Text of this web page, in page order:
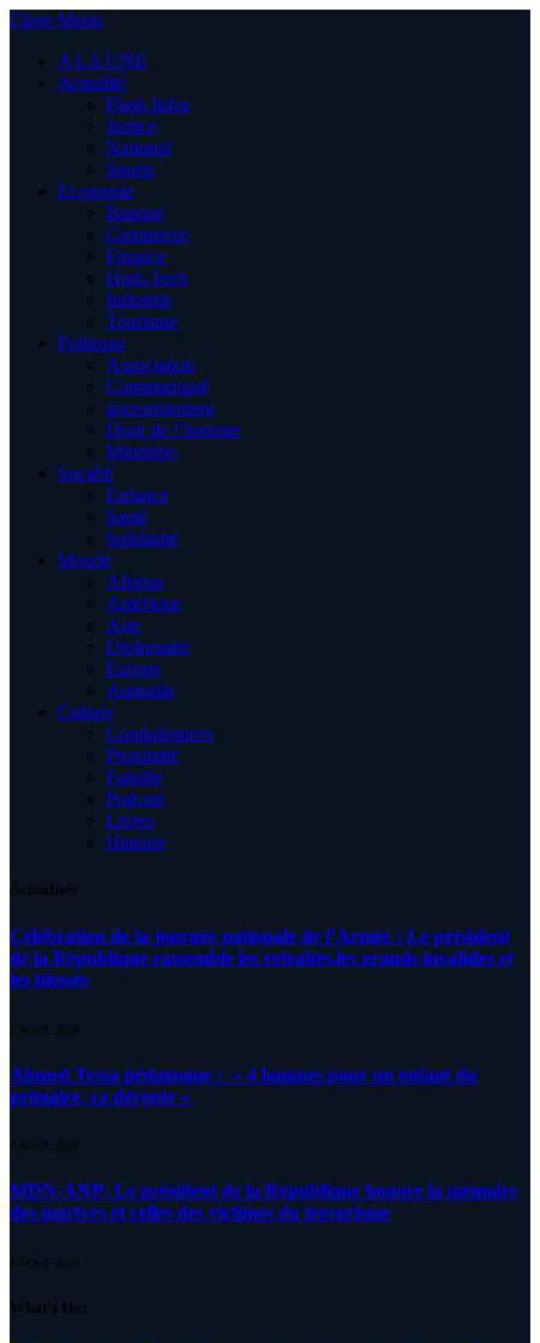
Close Menu
A LA UNE
Actualité
Flash Infos
Justice
National
Sports
Economie
Banque
Commerce
Finance
High-Tech
Industrie
Tourisme
Politique
Association
Communiqué
gouvernement
Droit de l’homme
Ministère
Société
Enfance
Santé
Solidarité
Monde
Afrique
Amérique
Asie
Diplomatie
Europe
Australia
Culture
Condoléances
Proximité
Famille
Podcast
Livres
Histoire
Actualités
Célébration de la journée nationale de l’Armée : Le président
de la République rassemble les retraités,les grands invalides et
les blessés
5 AOÛT 2026
Ahmed Tessa pédagogue : » 4 langues pour un enfant du
primaire, ça déroute «
4 AOÛT 2026
MDN-ANP: Le président de la République honore la mémoire
des martyrs et celles des victimes du terrorisme
4 AOÛT 2026
What's Hot